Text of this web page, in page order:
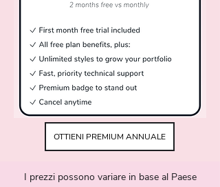
OTTIENI PREMIUM ANNUALE
I prezzi possono variare in base al Paese